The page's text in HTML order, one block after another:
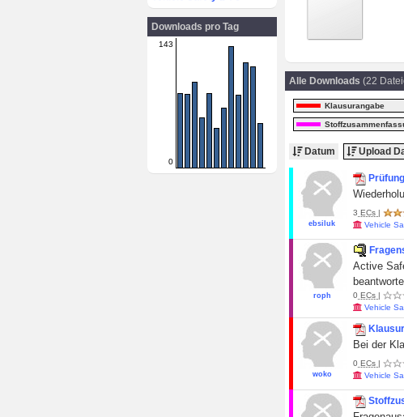
Downloads pro Tag
143
0
Alle Downloads (22
Klausurangabe
Datum Upload
ebsiluk
3 ECs |
Vehicle
roph
Active
0 ECs |
Vehicle
woko
Bei der
0 ECs |
Vehicle